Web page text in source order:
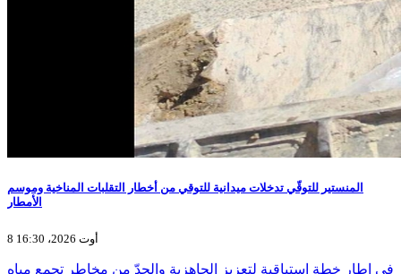
المنستير للتوقّي تدخلات ميدانية للتوقي من أخطار التقلبات المناخية وموسم
الأمطار
8 أوت 2026، 16:30
في إطار خطة استباقية لتعزيز الجاهزية والحدّ من مخاطر تجمع مياه